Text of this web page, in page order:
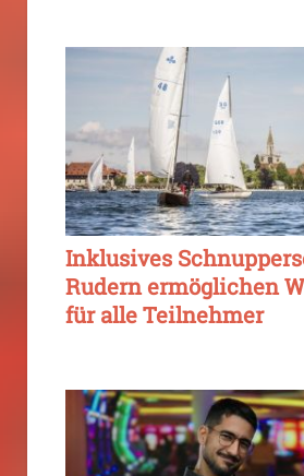
Inklusives
Rudern ermöglichen
für alle Teilnehmer